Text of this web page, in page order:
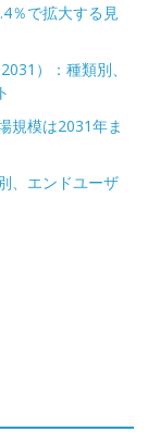
％で拡大する見
）：種類別、
規模は2031年ま
、エンドユーザ